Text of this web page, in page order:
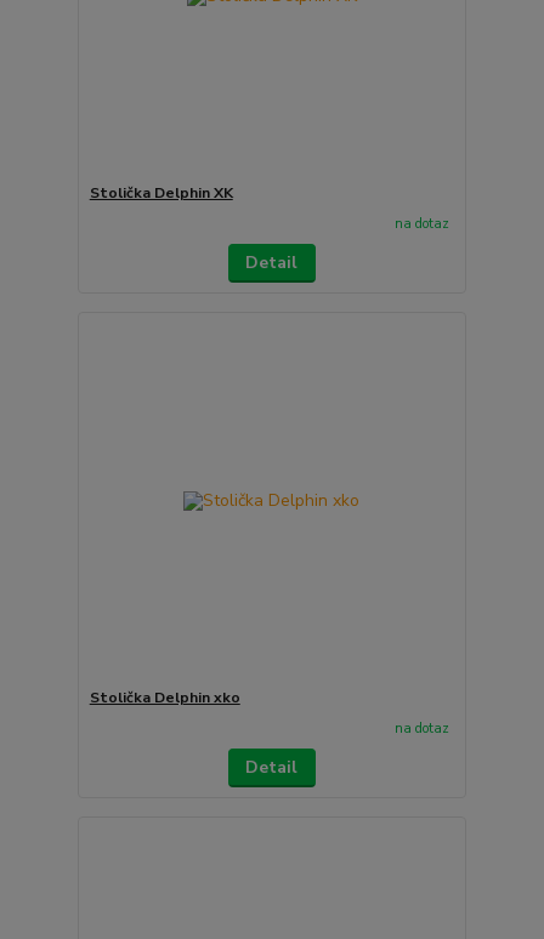
Stolička Delphin XK
na dotaz
Detail
Stolička Delphin xko
na dotaz
Detail